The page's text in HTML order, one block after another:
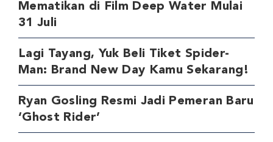
Mematikan di Film Deep Water Mulai
31 Juli
Lagi Tayang, Yuk Beli Tiket Spider-
Man: Brand New Day Kamu Sekarang!
Ryan Gosling Resmi Jadi Pemeran Baru
‘Ghost Rider’